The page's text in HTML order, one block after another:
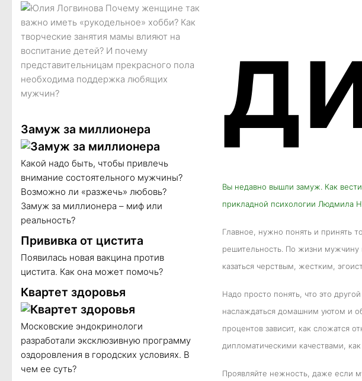
Вы недавно вышли замуж. Как
прикладной психологии Людмила
Главное, нужно понять и принять
решительность. По жизни
казаться черствым, жестким,
Надо просто понять, что это
наслаждаться домашним уютом и
процентов зависит, как сложатся
дипломатическими качествами,
Проявляйте нежность, даже если
Почему женщине так
важно иметь «рукодельное» хобби? Как
творческие занятия мамы влияют на
воспитание детей? И почему
представительницам прекрасного пола
необходима поддержка любящих
мужчин?
Замуж за миллионера
Какой надо быть, чтобы привлечь
внимание состоятельного мужчины?
Возможно ли «разжечь» любовь?
Замуж за миллионера – миф или
реальность?
Прививка от цистита
Появилась новая вакцина против
цистита. Как она может помочь?
Квартет здоровья
Московские эндокринологи
разработали эксклюзивную программу
оздоровления в городских условиях. В
чем ее суть?